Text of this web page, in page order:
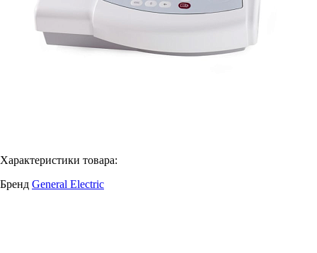
Характеристики товара:
Бренд General Electric